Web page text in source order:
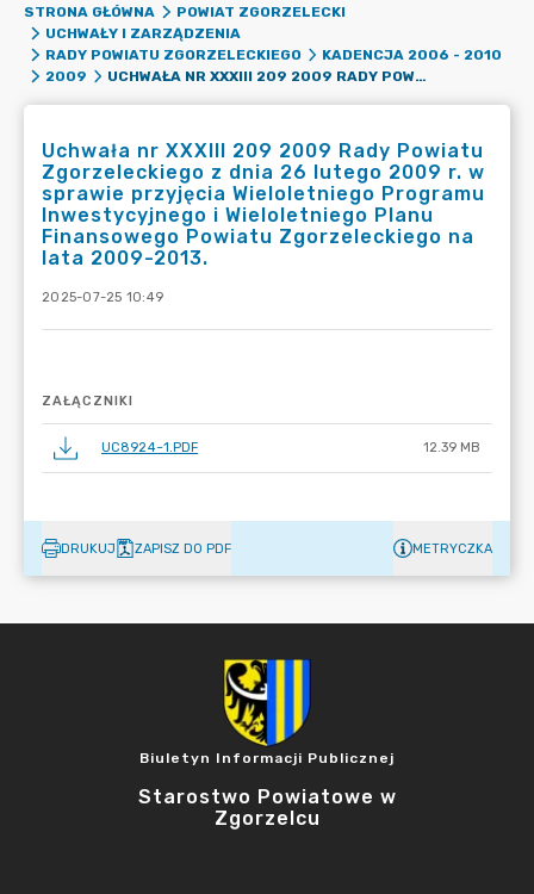
STRONA GŁÓWNA
POWIAT ZGORZELECKI
UCHWAŁY I ZARZĄDZENIA
RADY POWIATU ZGORZELECKIEGO
KADENCJA 2006 - 2010
2009
UCHWAŁA NR XXXIII 209 2009 RADY POWIATU ZGORZELECKIEGO Z DNIA 26 LUTEGO 2009 R. W SPRAWIE PRZYJĘCIA WIELOLETNIEGO PROGRAMU INWESTYCYJNEGO I WIELOLETNIEGO PLANU FINANSOWEGO POWIATU ZGORZELECKIEGO NA LATA 2009-2013.
Uchwała nr XXXIII 209 2009 Rady Powiatu
Zgorzeleckiego z dnia 26 lutego 2009 r. w
sprawie przyjęcia Wieloletniego Programu
Inwestycyjnego i Wieloletniego Planu
Finansowego Powiatu Zgorzeleckiego na
lata 2009-2013.
2025-07-25 10:49
ZAŁĄCZNIKI
UC8924~1.PDF 12.39 MB
DRUKUJ ZAPISZ DO PDF METRYCZKA
Biuletyn Informacji Publicznej
Starostwo Powiatowe w
Zgorzelcu